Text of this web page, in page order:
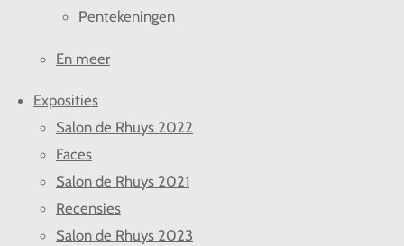
Pentekeningen
En meer
Exposities
Salon de Rhuys 2022
Faces
Salon de Rhuys 2021
Recensies
Salon de Rhuys 2023